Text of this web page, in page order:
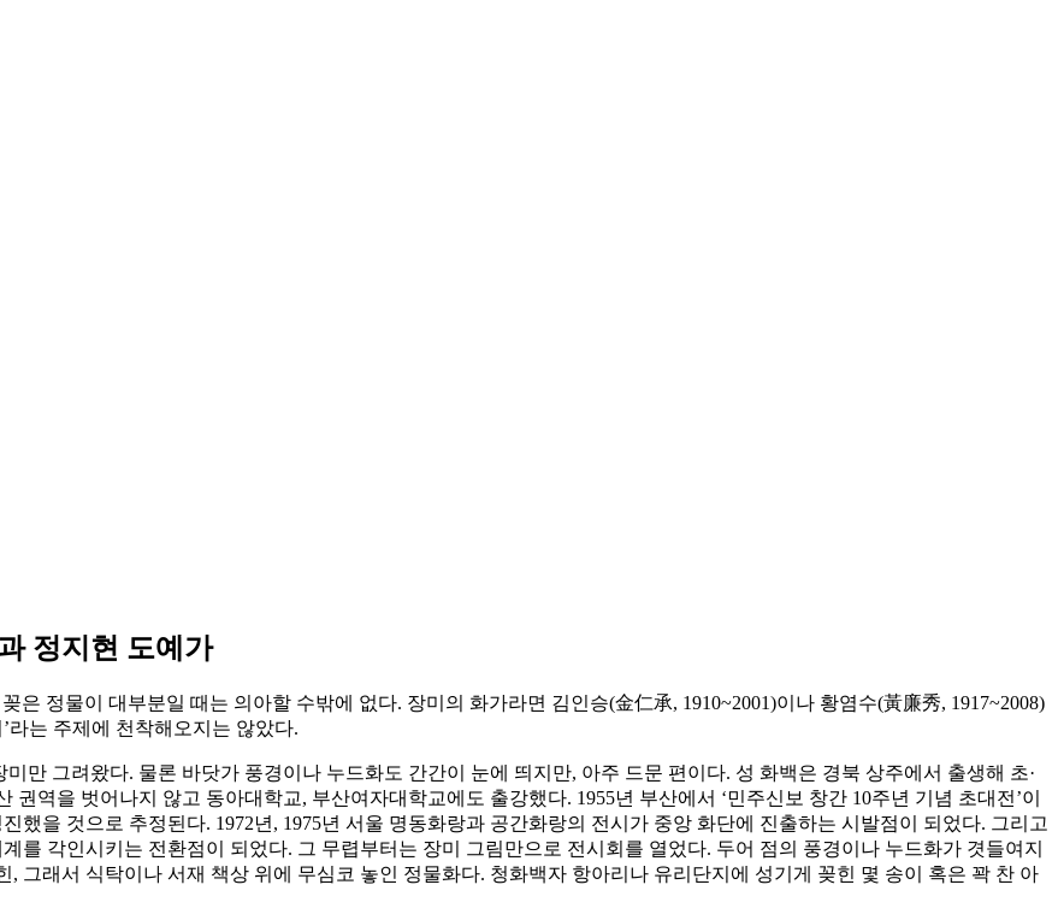
정지현 도예가
은 정물이 대부분일 때는 의아할 수밖에 없다. 장미의 화가라면 김인승(金仁承, 1910~2001)이나 황염수(黃廉秀, 1917~2008)
라는 주제에 천착해오지는 않았다.
만 그려왔다. 물론 바닷가 풍경이나 누드화도 간간이 눈에 띄지만, 아주 드문 편이다. 성 화백은 경북 상주에서 출생해 초·
역을 벗어나지 않고 동아대학교, 부산여자대학교에도 출강했다. 1955년 부산에서 ‘민주신보 창간 10주년 기념 초대전’이
했을 것으로 추정된다. 1972년, 1975년 서울 명동화랑과 공간화랑의 전시가 중앙 화단에 진출하는 시발점이 되었다. 그리고
를 각인시키는 전환점이 되었다. 그 무렵부터는 장미 그림만으로 전시회를 열었다. 두어 점의 풍경이나 누드화가 겻들여지
그래서 식탁이나 서재 책상 위에 무심코 놓인 정물화다. 청화백자 항아리나 유리단지에 성기게 꽂힌 몇 송이 혹은 꽉 찬 아